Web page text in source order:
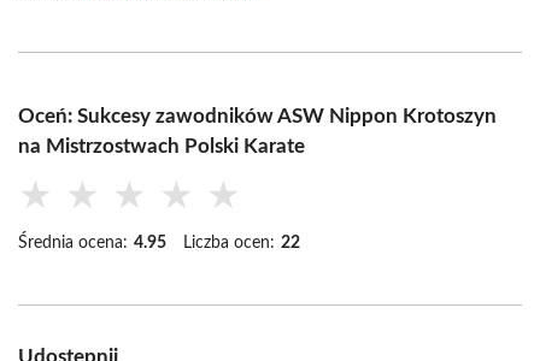
Oceń: Sukcesy zawodników ASW Nippon Krotoszyn
na Mistrzostwach Polski Karate
★ ★ ★ ★ ★
Średnia ocena: 4.95 Liczba ocen: 22
Udostępnij